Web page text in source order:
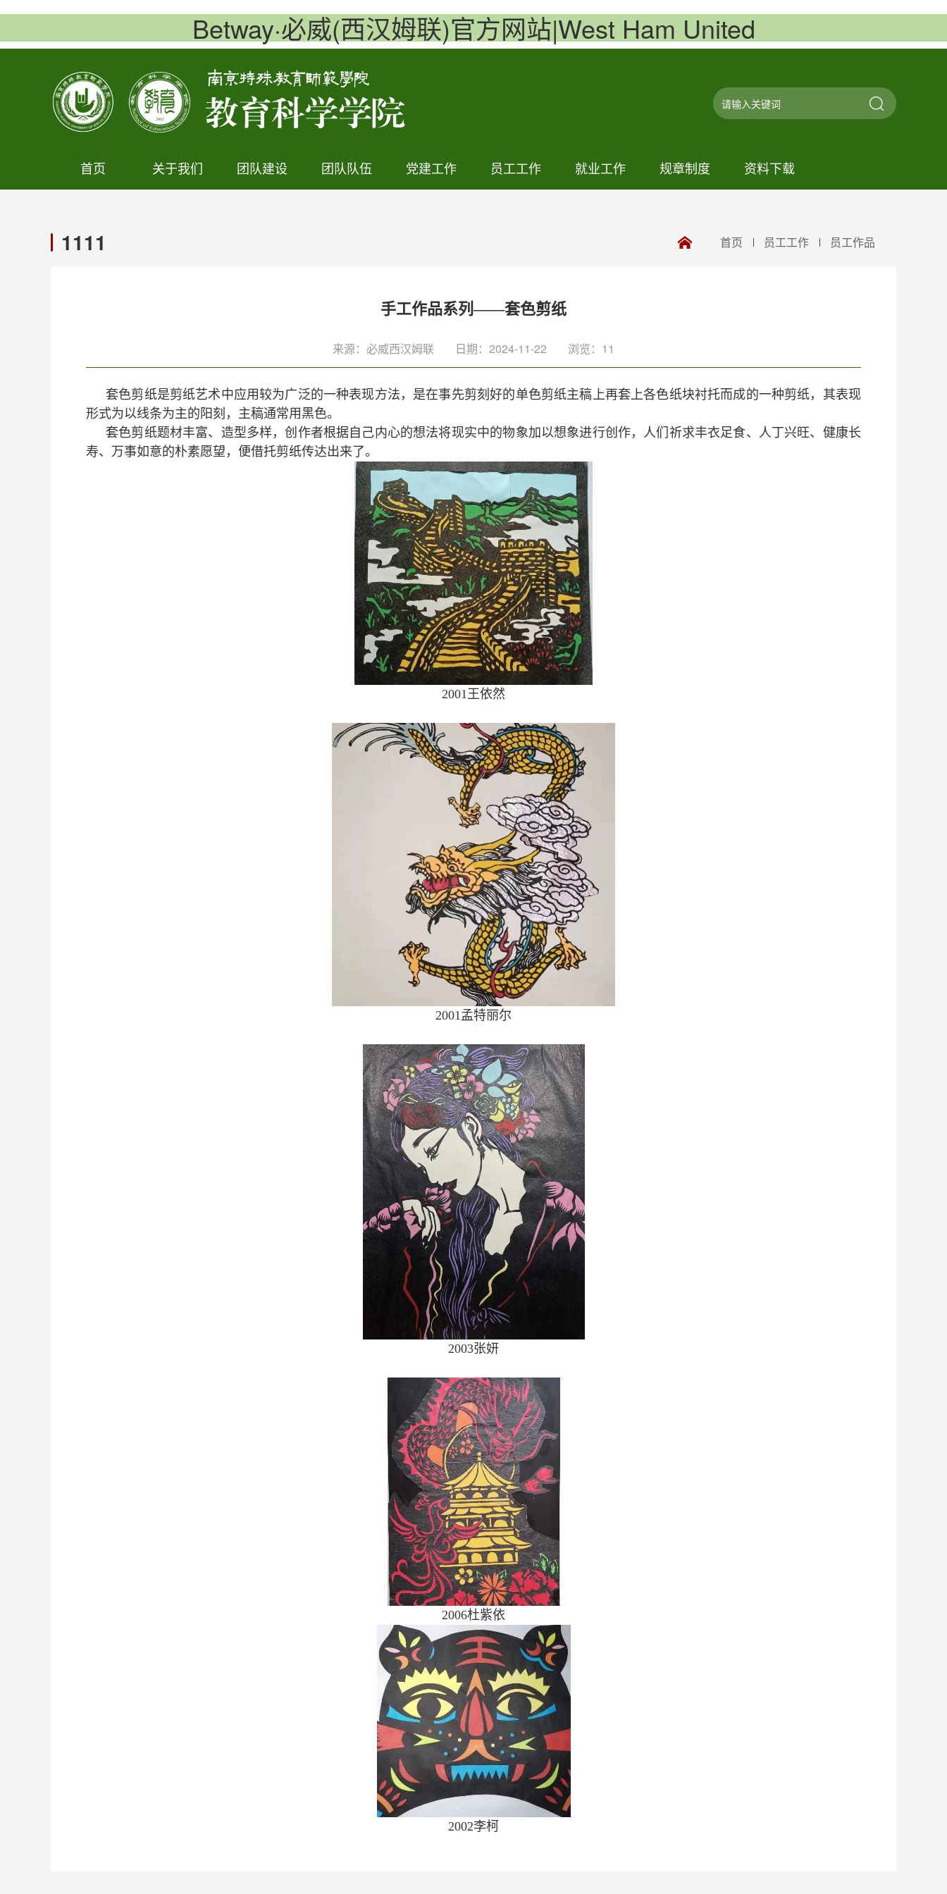
Betway·必威(西汉姆联)官方网站|West Ham United
首页 关于我们 团队建设 团队队伍 党建工作 员工工作 就业工作 规章制度 资料下载
1111 首页 员工工作 员工作品
手工作品系列——套色剪纸
来源：必威西汉姆联 日期：2024-11-22 浏览： 11
套色剪纸是剪纸艺术中应用较为广泛的一种表现方法，是在事先剪刻好的单色剪纸主稿上再套上各色纸块衬托而成的一种剪纸，其表现
形式为以线条为主的阳刻，主稿通常用黑色。
套色剪纸题材丰富、造型多样，创作者根据自己内心的想法将现实中的物象加以想象进行创作，人们祈求丰衣足食、人丁兴旺、健康长
寿、万事如意的朴素愿望，便借托剪纸传达出来了。
2001王依然
2001孟特丽尔
2003张妍
2006杜紫依
2002李柯